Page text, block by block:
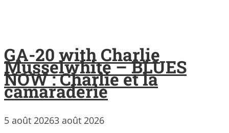
GA-20 with Charlie
Musselwhite – BLUES
NOW : Charlie et la
camaraderie
5 août 20263 août 2026